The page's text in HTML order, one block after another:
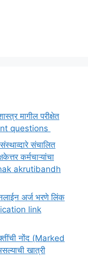
मागील परीक्षेत
questions
संचालित
कर्मचाऱ्यांचा
akrutibandh
अर्ज भरणे लिंक
link
नोंद (Marked
खात्री